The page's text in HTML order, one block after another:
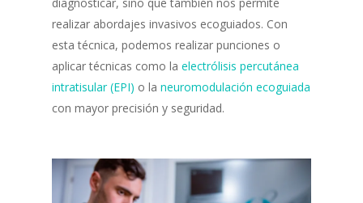
realizar abordajes invasivos ecoguiados. Con
esta técnica, podemos realizar punciones o
aplicar técnicas como laelectrólisis percutánea
intratisular (EPI) o laneuromodulación ecoguiada
con mayor precisión y seguridad.